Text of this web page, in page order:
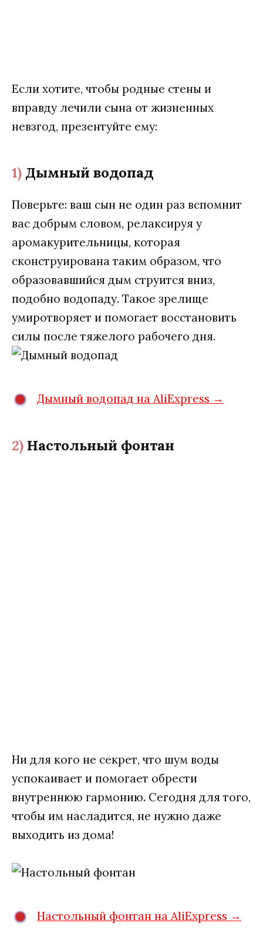
Если хотите, чтобы родные стены и
вправду лечили сына от жизненных
невзгод, презентуйте ему:
1) Дымный водопад
Поверьте: ваш сын не один раз вспомнит
вас добрым словом, релаксируя у
аромакурительницы, которая
сконструирована таким образом, что
образовавшийся дым струится вниз,
подобно водопаду. Такое зрелище
умиротворяет и помогает восстановить
силы после тяжелого рабочего дня.
Дымный водопад на AliExpress →
2) Настольный фонтан
Ни для кого не секрет, что шум воды
успокаивает и помогает обрести
внутреннюю гармонию. Сегодня для того,
чтобы им насладится, не нужно даже
выходить из дома!
Настольный фонтан на AliExpress →